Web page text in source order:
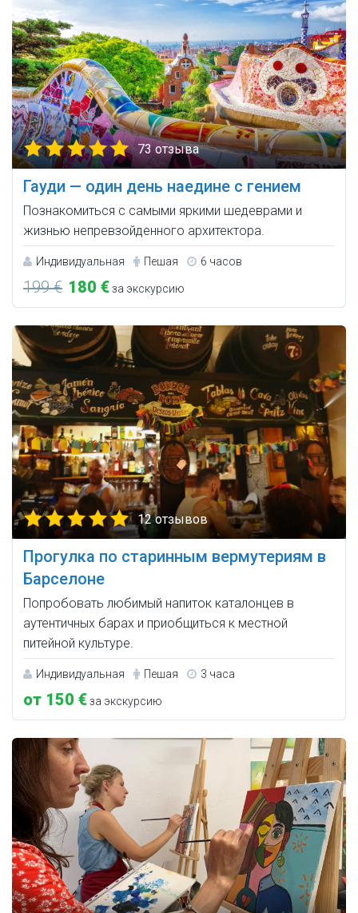
73 отзыва
Гауди — один день наедине с гением
Познакомиться с самыми яркими шедеврами и
жизнью непревзойденного архитектора.
Индивидуальная Пешая 6 часов
199 € 180 €за экскурсию
12 отзывов
Прогулка по старинным вермутериям в
Барселоне
Попробовать любимый напиток каталонцев в
аутентичных барах и приобщиться к местной
питейной культуре.
Индивидуальная Пешая 3 часа
от 150 €за экскурсию